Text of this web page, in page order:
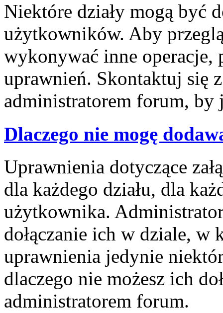
Niektóre działy mogą być
użytkowników. Aby
wykonywać inne operacje,
uprawnień. Skontaktuj się
administratorem forum, by
Dlaczego nie mogę
Uprawnienia dotyczące
dla każdego działu, dla
użytkownika.
dołączanie ich w dziale, w
uprawnienia jedynie
dlaczego nie możesz ich
administratorem forum.